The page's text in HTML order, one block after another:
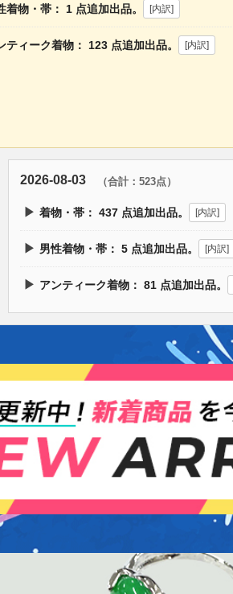
着物・帯： 1 点追加出品。 [内訳]
ティーク着物： 123 点追加出品。 [内訳]
2026-08-03 （合計：523点）
▶ 着物・帯： 437点追加出品。 [内訳]
▶ 男性着物・帯： 5点追加出品。 [内訳]
▶ アンティーク着物： 81点追加出品。